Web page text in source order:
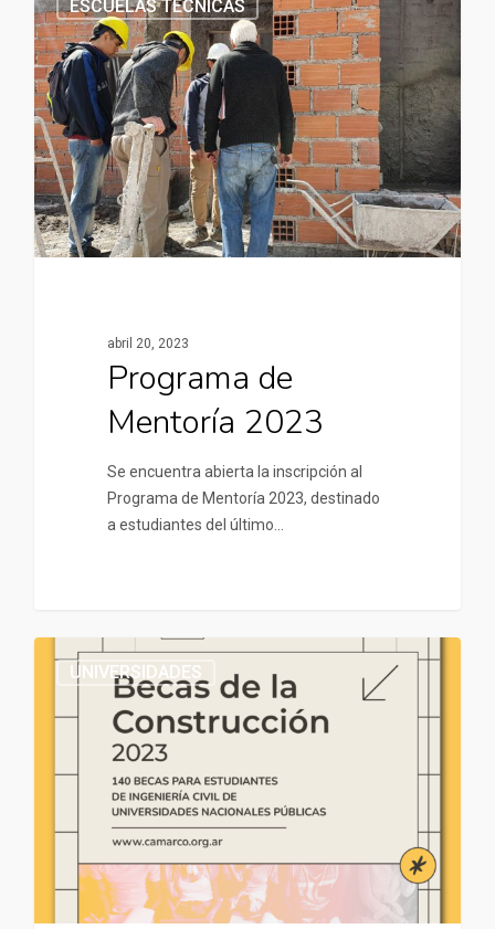
ESCUELAS TÉCNICAS
abril 20, 2023
Programa de
Mentoría 2023
Se encuentra abierta la inscripción al
Programa de Mentoría 2023, destinado
a estudiantes del último…
UNIVERSIDADES